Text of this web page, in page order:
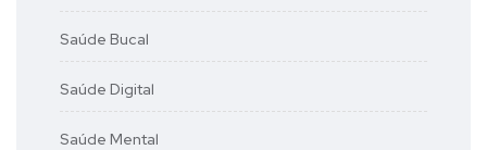
Saúde Bucal
Saúde Digital
Saúde Mental